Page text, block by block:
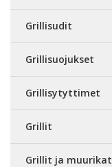
Grillisudit
Grillisuojukset
Grillisytyttimet
Grillit
Grillit ja muurikat